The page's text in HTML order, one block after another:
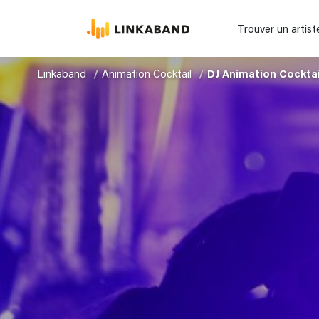
Trouver un
Linkaband Animation Cocktail DJ Animation